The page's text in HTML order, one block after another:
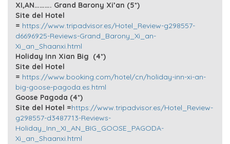
XI,AN………. Grand Barony Xi’an (5*)
Site del Hotel
= https://www.tripadvisor.es/Hotel_Review-g298557-
d6696925-Reviews-Grand_Barony_Xi_an-
Xi_an_Shaanxi.html
Holiday Inn Xian Big (4*)
Site del Hotel
= https://www.booking.com/hotel/cn/holiday-inn-xi-an-
big-goose-pagoda.es.html
Goose Pagoda (4*)
Site del Hotel =https://www.tripadvisor.es/Hotel_Review-
g298557-d3487713-Reviews-
Holiday_Inn_XI_AN_BIG_GOOSE_PAGODA-
Xi_an_Shaanxi.html